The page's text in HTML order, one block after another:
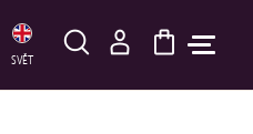
SVĚT
HLEDAT